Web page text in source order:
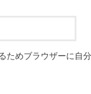
ためブラウザーに自